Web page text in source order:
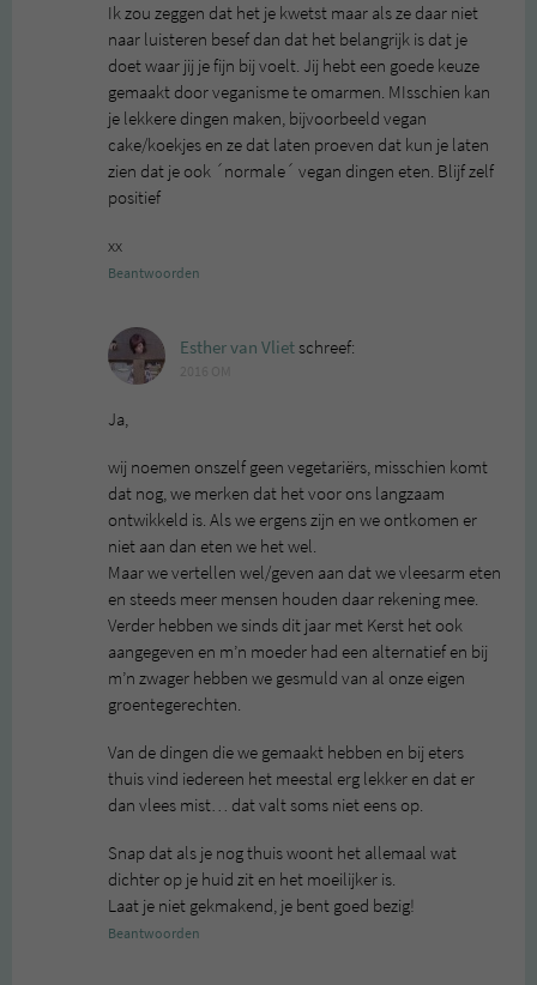
Ik zou zeggen dat het je kwetst maar als ze daar niet
naar luisteren besef dan dat het belangrijk is dat je
doet waar jij je fijn bij voelt. Jij hebt een goede keuze
gemaakt door veganisme te omarmen. MIsschien kan
je lekkere dingen maken, bijvoorbeeld vegan
cake/koekjes en ze dat laten proeven dat kun je laten
zien dat je ook ´normale´ vegan dingen eten. Blijf zelf
positief
xx
Beantwoorden
Esther van Vlietschreef:
Ja,
wij noemen onszelf geen vegetariërs, misschien komt
dat nog, we merken dat het voor ons langzaam
ontwikkeld is. Als we ergens zijn en we ontkomen er
niet aan dan eten we het wel.
Maar we vertellen wel/geven aan dat we vleesarm eten
en steeds meer mensen houden daar rekening mee.
Verder hebben we sinds dit jaar met Kerst het ook
aangegeven en m’n moeder had een alternatief en bij
m’n zwager hebben we gesmuld van al onze eigen
groentegerechten.
Van de dingen die we gemaakt hebben en bij eters
thuis vind iedereen het meestal erg lekker en dat er
dan vlees mist… dat valt soms niet eens op.
Snap dat als je nog thuis woont het allemaal wat
dichter op je huid zit en het moeilijker is.
Laat je niet gekmakend, je bent goed bezig!
Beantwoorden